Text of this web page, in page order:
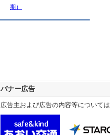
期）
バナー広告
広告主および広告の内容等について